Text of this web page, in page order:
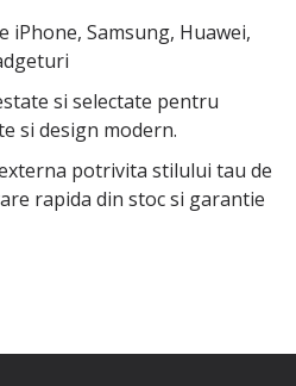
iPhone, Samsung, Huawei,
si selectate pentru
si design modern.
potrivita stilului tau de
rapida din stoc si garantie